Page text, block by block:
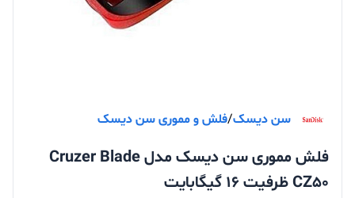
سن دیسک/فلش و مموری سن دیسک
فلش مموری سن دیسک مدل Cruzer Blade
CZ50 ظرفیت 16 گیگابایت